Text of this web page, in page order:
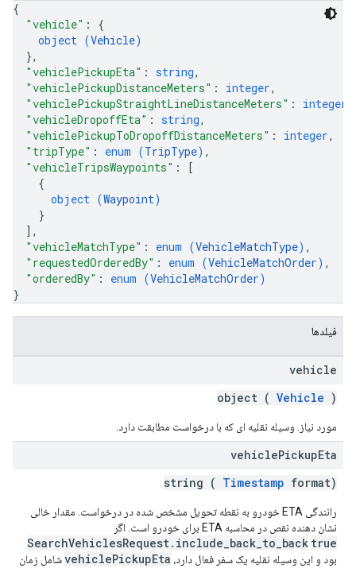
{
"vehicle" : {
object (Vehicle)
},
"vehiclePickupEta" : string,
"vehiclePickupDistanceMeters" : integer,
"vehiclePickupStraightLineDistanceMeters" : integer
"vehicleDropoffEta" : string,
"vehiclePickupToDropoffDistanceMeters" : integer,
"tripType" : enum (TripType) ,
"vehicleTripsWaypoints" :
[
{
object (Waypoint)
}
] ,
"vehicleMatchType" : enum (VehicleMatchType) ,
"requestedOrderedBy" : enum (VehicleMatchOrder) ,
"orderedBy" : enum (VehicleMatchOrder)
}
فیلدها
vehicle
object ( Vehicle )
مورد نیاز. وسیله نقلیه ای که با درخواست مطابقت دارد.
vehiclePickupEta
string ( Timestamp format)
رانندگی ETA خودرو به نقطه تحویل مشخص شده در درخواست. مقدار خالی
نشان دهنده نقص در محاسبه ETA برای خودرو است. اگر
SearchVehiclesRequest.include_back_to_back true
بود و این وسیله نقلیه یک سفر فعال دارد، vehiclePickupEtaشامل زمان